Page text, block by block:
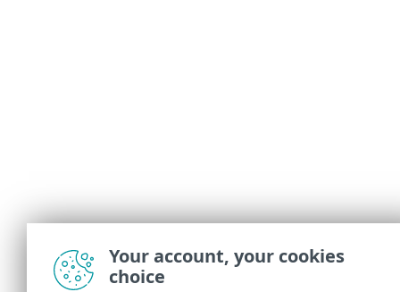
Your account, your cookies
choice